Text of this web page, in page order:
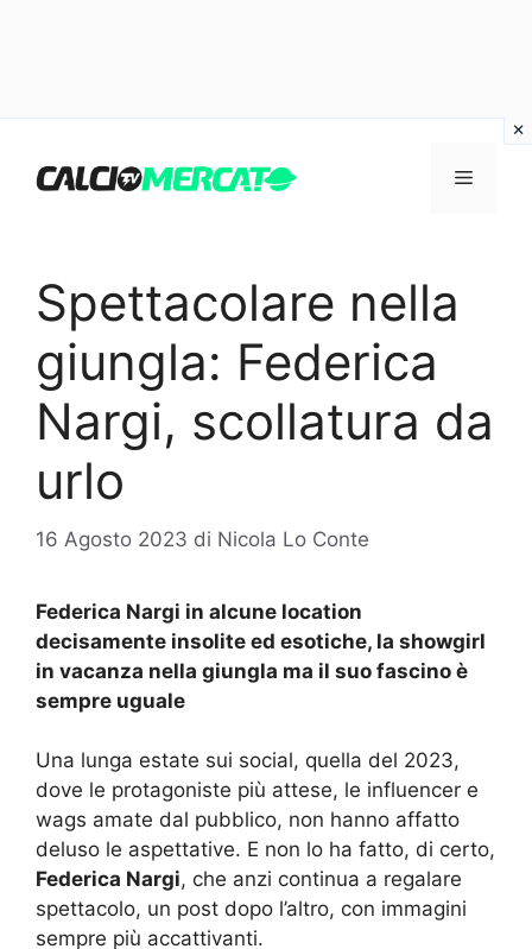
contenuto
Menu
Spettacolare nella
giungla: Federica
Nargi, scollatura da
urlo
16 Agosto 2023 di Nicola Lo Conte
Federica Nargi in alcune location
decisamente insolite ed esotiche, la showgirl
in vacanza nella giungla ma il suo fascino è
sempre uguale
Una lunga estate sui social, quella del 2023,
dove le protagoniste più attese, le influencer e
wags amate dal pubblico, non hanno affatto
deluso le aspettative. E non lo ha fatto, di certo,
Federica Nargi, che anzi continua a regalare
spettacolo, un post dopo l’altro, con immagini
sempre più accattivanti.